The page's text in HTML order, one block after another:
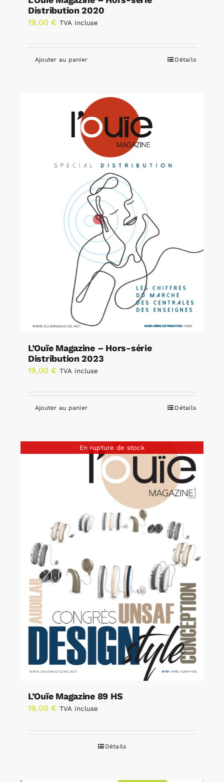
Distribution 2020
19,00 € TVA incluse
Ajouter au panier Détails
L’Ouïe Magazine – Hors-série
Distribution 2023
19,00 € TVA incluse
Ajouter au panier Détails
En rupture de stock
L’Ouïe Magazine 89 HS
19,00 € TVA incluse
Détails